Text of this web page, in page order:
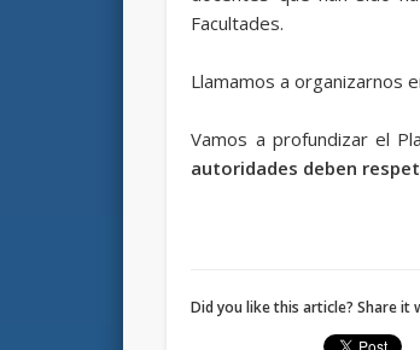
Facultades.
Llamamos a organizarnos
Vamos a profundizar el
autoridades deben
Did you like this article? Share it